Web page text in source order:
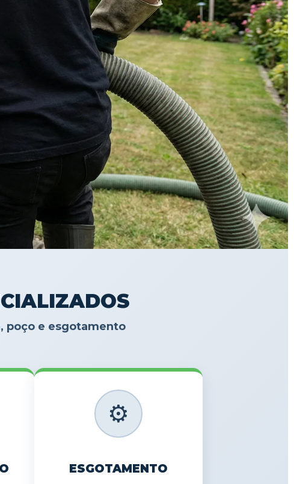
poço e esgotamento
⚙️
ESGOTAMENTO